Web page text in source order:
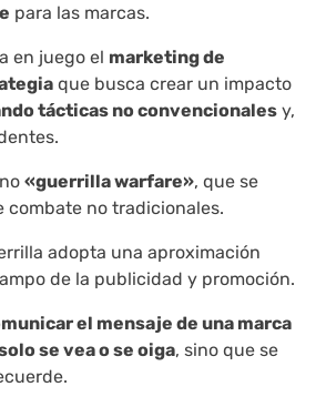
para las marcas.
en juego el marketing de
que busca crear un impacto
tácticas no convencionales y,
«guerrilla warfare», que se
combate no tradicionales.
adopta una aproximación
de la publicidad y promoción.
el mensaje de una marca
se vea o se oiga, sino que se